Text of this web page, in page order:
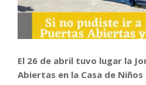
El 26 de abril tuvo lugar la
Abiertas en la Casa de